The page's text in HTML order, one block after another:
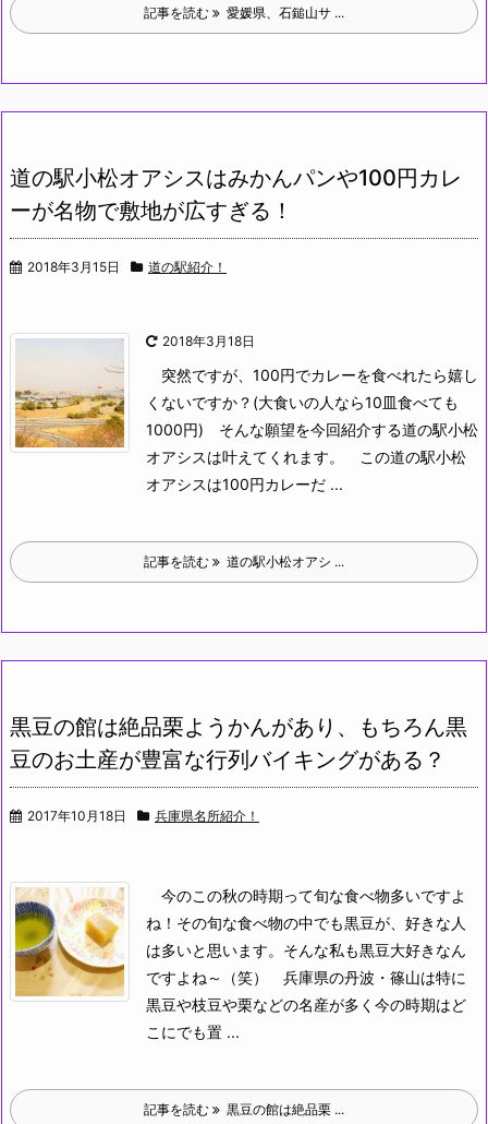
記事を読む 愛媛県、石鎚山サ ...
道の駅小松オアシスはみかんパンや100円カレ
ーが名物で敷地が広すぎる！
2018年3月15日 道の駅紹介！
2018年3月18日
突然ですが、100円でカレーを食べれたら嬉し
くないですか？(大食いの人なら10皿食べても
1000円) そんな願望を今回紹介する道の駅小松
オアシスは叶えてくれます。
この道の駅小松
オアシスは100円カレーだ ...
記事を読む 道の駅小松オアシ ...
黒豆の館は絶品栗ようかんがあり、もちろん黒
豆のお土産が豊富な行列バイキングがある？
2017年10月18日 兵庫県名所紹介！
今のこの秋の時期って旬な食べ物多いですよ
ね！その旬な食べ物の中でも黒豆が、好きな人
は多いと思います。そんな私も黒豆大好きなん
ですよね～（笑）
兵庫県の丹波・篠山は特に
黒豆や枝豆や栗などの名産が多く今の時期はど
こにでも置 ...
記事を読む 黒豆の館は絶品栗 ...